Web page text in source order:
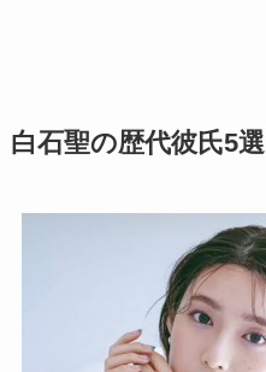
白石聖の歴代彼氏5選